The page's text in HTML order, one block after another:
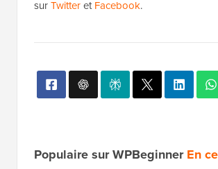
de pages par glisser-déposer
Si vous avez aimé cet article, abonnez-
WordPress. Vous pouvez également
surTwitteretFacebook.